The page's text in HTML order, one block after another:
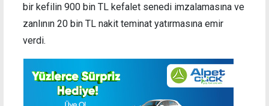
bir kefilin 900 bin TL kefalet senedi imzalamasına ve
zanlının 20 bin TL nakit teminat yatırmasına emir
verdi.